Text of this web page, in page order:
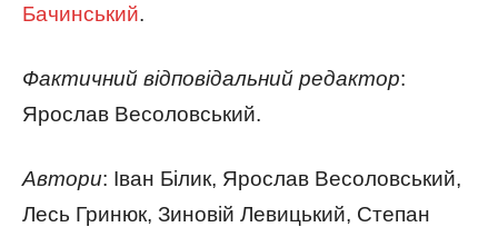
Бачинський.
Фактичний відповідальний редактор:
Ярослав Весоловський.
Автори: Іван Білик, Ярослав Весоловський,
Лесь Гринюк, Зиновій Левицький, Степан